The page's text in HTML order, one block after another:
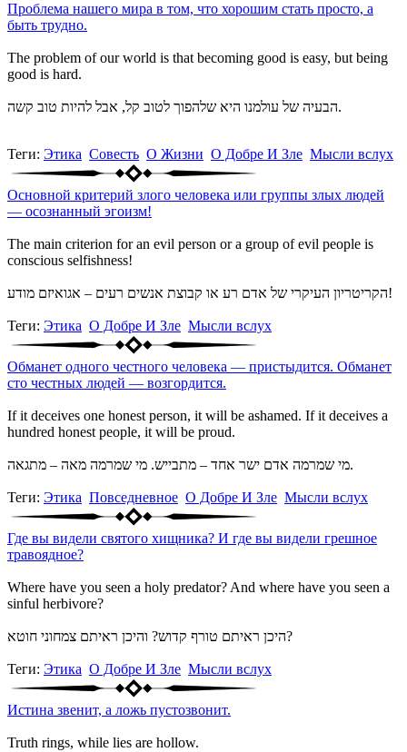
Проблема нашего мира в том, что хорошим стать просто, а
быть трудно.
The problem of our world is that becoming good is easy, but being
good is hard.
הבעיה של עולמנו היא שלהפוך לטוב קל, אבל להיות טוב קשה.
Теги: Этика Совесть О Жизни О Добре И Зле Мысли вслух
Основной критерий злого человека или группы злых людей
— осознанный эгоизм!
The main criterion for an evil person or a group of evil people is
conscious selfishness!
הקריטריון העיקרי של אדם רע או קבוצת אנשים רעים – אגואיזם מודע!
Теги: Этика О Добре И Зле Мысли вслух
Обманет одного честного человека — пристыдится. Обманет
сто честных людей — возгордится.
If it deceives one honest person, it will be ashamed. If it deceives a
hundred honest people, it will be proud.
מי שמרמה אדם ישר אחד – מתבייש. מי שמרמה מאה – מתגאה.
Теги: Этика Повседневное О Добре И Зле Мысли вслух
Где вы видели святого хищника? И где вы видели грешное
травоядное?
Where have you seen a holy predator? And where have you seen a
sinful herbivore?
היכן ראיתם טורף קדוש? והיכן ראיתם צמחוני חוטא?
Теги: Этика О Добре И Зле Мысли вслух
Истина звенит, а ложь пустозвонит.
Truth rings, while lies are hollow.